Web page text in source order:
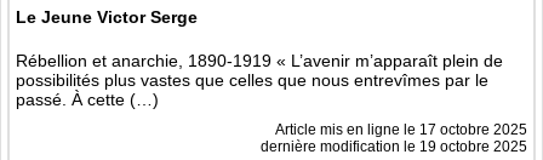
Le Jeune Victor Serge
Rébellion et anarchie, 1890-1919 « L’avenir m’apparaît plein de
possibilités plus vastes que celles que nous entrevîmes par le
passé. À cette (…)
Article mis en ligne le 17 octobre 2025
dernière modification le 19 octobre 2025